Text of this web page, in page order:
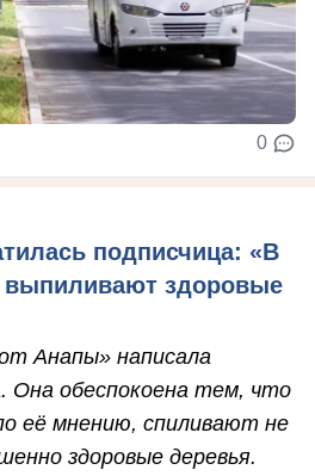
0
подписчица: «В
выпиливают здоровые
Анапы» написала
Она обеспокоена тем, что
её мнению, спиливают не
здоровые деревья.